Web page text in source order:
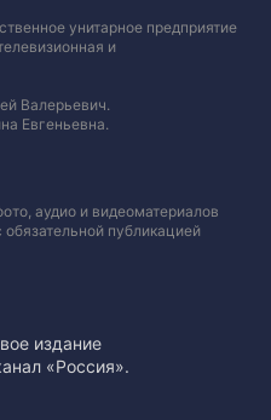
унитарное предприятие
и
Валерьевич.
Евгеньевна.
аудио и видеоматериалов
публикацией
издание
«Россия».